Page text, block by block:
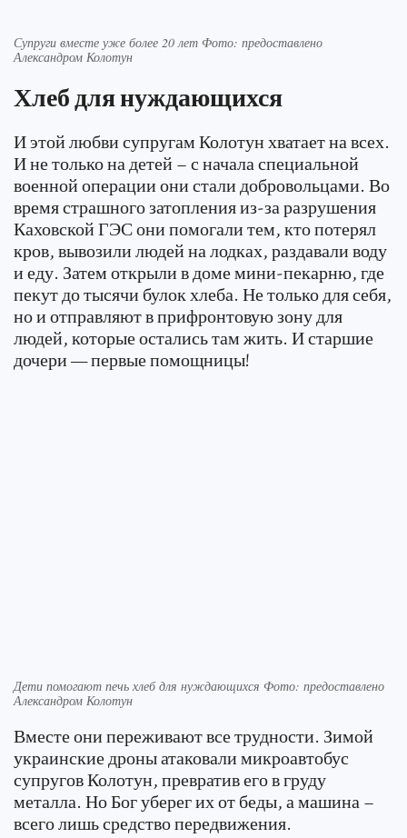
Супруги вместе уже более 20 лет Фото: предоставлено
Александром Колотун
Хлеб для нуждающихся
И этой любви супругам Колотун хватает на всех.
И не только на детей – с начала специальной
военной операции они стали добровольцами. Во
время страшного затопления из-за разрушения
Каховской ГЭС они помогали тем, кто потерял
кров, вывозили людей на лодках, раздавали воду
и еду. Затем открыли в доме мини-пекарню, где
пекут до тысячи булок хлеба. Не только для себя,
но и отправляют в прифронтовую зону для
людей, которые остались там жить. И старшие
дочери — первые помощницы!
Дети помогают печь хлеб для нуждающихся Фото: предоставлено
Александром Колотун
Вместе они переживают все трудности. Зимой
украинские дроны атаковали микроавтобус
супругов Колотун, превратив его в груду
металла. Но Бог уберег их от беды, а машина –
всего лишь средство передвижения.